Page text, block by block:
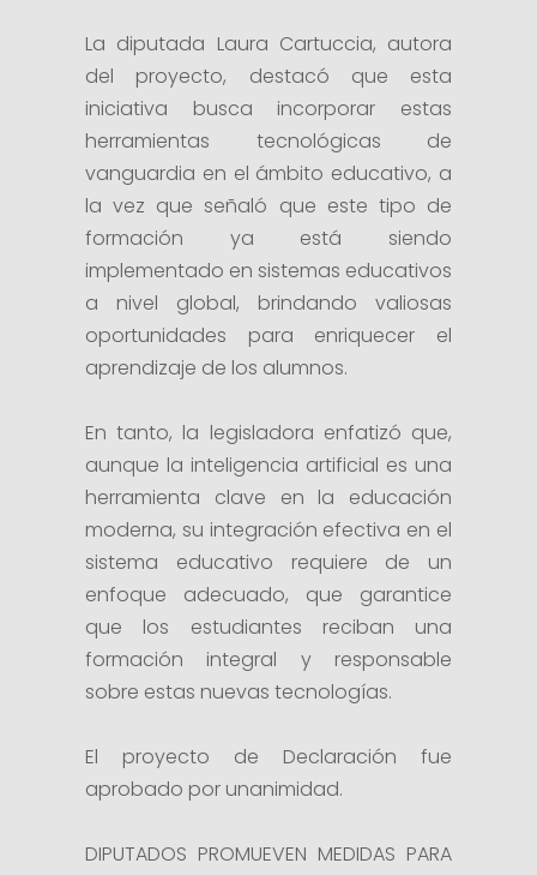
La diputada Laura Cartuccia, autora
del proyecto, destacó que esta
iniciativa busca incorporar estas
herramientas tecnológicas de
vanguardia en el ámbito educativo, a
la vez que señaló que este tipo de
formación ya está siendo
implementado en sistemas educativos
a nivel global, brindando valiosas
oportunidades para enriquecer el
aprendizaje de los alumnos.
En tanto, la legisladora enfatizó que,
aunque la inteligencia artificial es una
herramienta clave en la educación
moderna, su integración efectiva en el
sistema educativo requiere de un
enfoque adecuado, que garantice
que los estudiantes reciban una
formación integral y responsable
sobre estas nuevas tecnologías.
El proyecto de Declaración fue
aprobado por unanimidad.
DIPUTADOS PROMUEVEN MEDIDAS PARA